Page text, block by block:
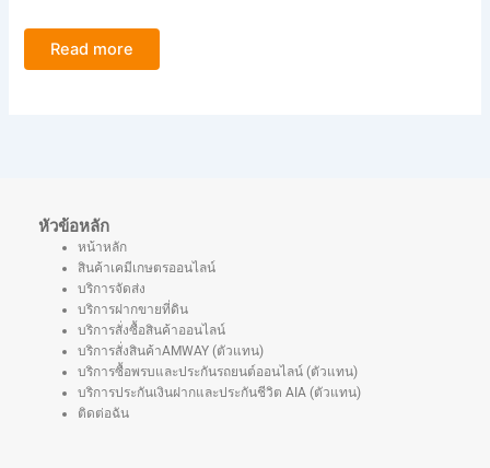
Read more
หัวข้อหลัก
หน้าหลัก
สินค้าเคมีเกษตรออนไลน์
บริการจัดส่ง
บริการฝากขายที่ดิน
บริการสั่งซื้อสินค้าออนไลน์
บริการสั่งสินค้าAMWAY (ตัวแทน)
บริการซื้อพรบและประกันรถยนต์ออนไลน์ (ตัวแทน)
บริการประกันเงินฝากและประกันชีวิต AIA (ตัวแทน)
ติดต่อฉัน